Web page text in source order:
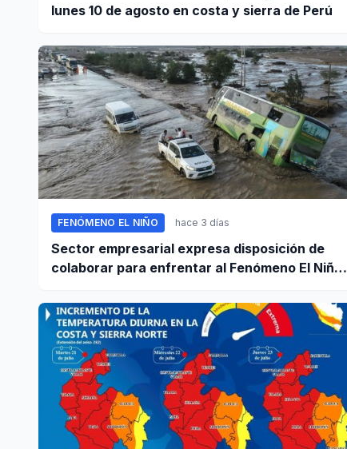
lunes 10 de agosto en costa y sierra de Perú
FENÓMENO EL NIÑO hace 3 días
Sector empresarial expresa disposición de
colaborar para enfrentar al Fenómeno El Niño,